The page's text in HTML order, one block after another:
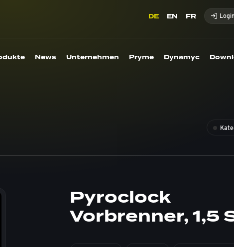
DE EN FR Login
News Unternehmen Pryme Dynamyc
Pyroclock
Vorbrenner, 1,5